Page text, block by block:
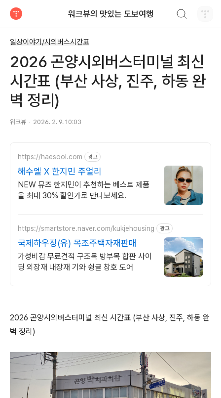
워크뷰의 맛있는 도보여행
일상이야기/시외버스시간표
2026 곤양시외버스터미널 최신
시간표 (부산 사상, 진주, 하동 완
벽 정리)
워크뷰 2026. 2. 9. 10:03
https://haesool.com 광고
해수엘 X 한지민 주얼리
NEW 뮤즈 한지민이 추천하는 베스트 제품
을 최대 30% 할인가로 만나보세요.
https://smartstore.naver.com/kukjehousing 광고
국제하우징(유) 목조주택자재판매
가성비갑 무료견적 구조목 방부목 합판 사이
딩 외장재 내장재 기와 슁글 창호 도어
2026 곤양시외버스터미널 최신 시간표 (부산 사상, 진주, 하동 완
벽 정리)